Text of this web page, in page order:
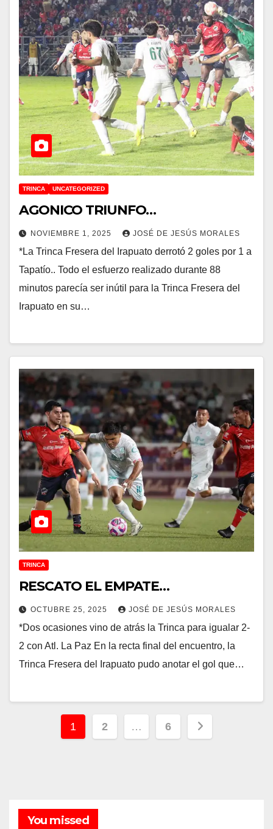
TRINCA UNCATEGORIZED
AGONICO TRIUNFO…
NOVIEMBRE 1, 2025 JOSÉ DE JESÚS MORALES
*La Trinca Fresera del Irapuato derrotó 2 goles por 1 a
Tapatío.. Todo el esfuerzo realizado durante 88
minutos parecía ser inútil para la Trinca Fresera del
Irapuato en su…
TRINCA
RESCATO EL EMPATE…
OCTUBRE 25, 2025 JOSÉ DE JESÚS MORALES
*Dos ocasiones vino de atrás la Trinca para igualar 2-
2 con Atl. La Paz En la recta final del encuentro, la
Trinca Fresera del Irapuato pudo anotar el gol que…
Paginación
1 2 … 6
You missed